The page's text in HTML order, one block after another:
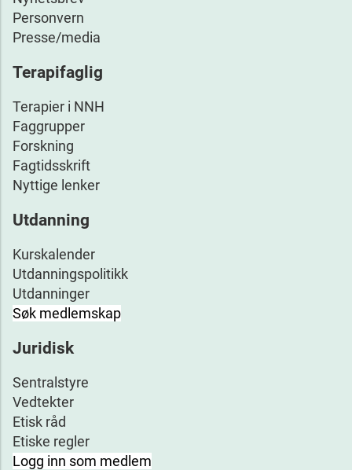
Personvern
Presse/media
Terapifaglig
Terapier i NNH
Faggrupper
Forskning
Fagtidsskrift
Nyttige lenker
Utdanning
Kurskalender
Utdanningspolitikk
Utdanninger
Søk medlemskap
Juridisk
Sentralstyre
Vedtekter
Etisk råd
Etiske regler
Logg inn som medlem